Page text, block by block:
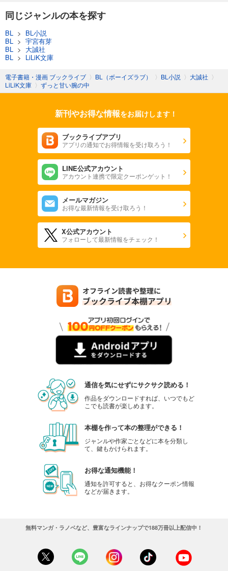
同じジャンルの本を探す
BL > BL小説
BL
> 宇宮有芽
BL
> 大誠社
BL
> LiLiK文庫
電子書籍・漫画 ブックライブ 〉 BL（ボーイズラブ） 〉 BL小説 〉 大誠社 〉
LiLiK文庫 〉 ずっと甘い腕の中
新刊やお得な情報をお届けします！
ブックライブアプリ
アプリの通知でお得情報を受け取ろう！
LINE公式アカウント
アカウント連携で限定クーポンゲット！
メールマガジン
お得な最新情報を受け取ろう！
X公式アカウント
フォローして最新情報をチェック！
通信を気にせずにサクサク読める！
作品をダウンロードすれば、いつでもど
こでも読書が楽しめます。
本棚を作って本の整理ができる！
ジャンルや作家ごとなどに本を分類し
て、鍵もかけられます。
お得な通知機能！
通知を許可すると、お得なクーポン情報
などが届きます。
無料マンガ・ラノベなど、豊富なラインナップで188万冊以上配信中！